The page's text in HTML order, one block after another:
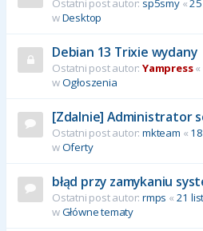
wDesktop
Debian 13 Trixie wydany
Ostatni post autor: Yampress«
wOgłoszenia
[Zdalnie] Administrator
Ostatni post autor: mkteam «
wOferty
błąd przy zamykaniu
Ostatni post autor: rmps « 21
wGłówne tematy